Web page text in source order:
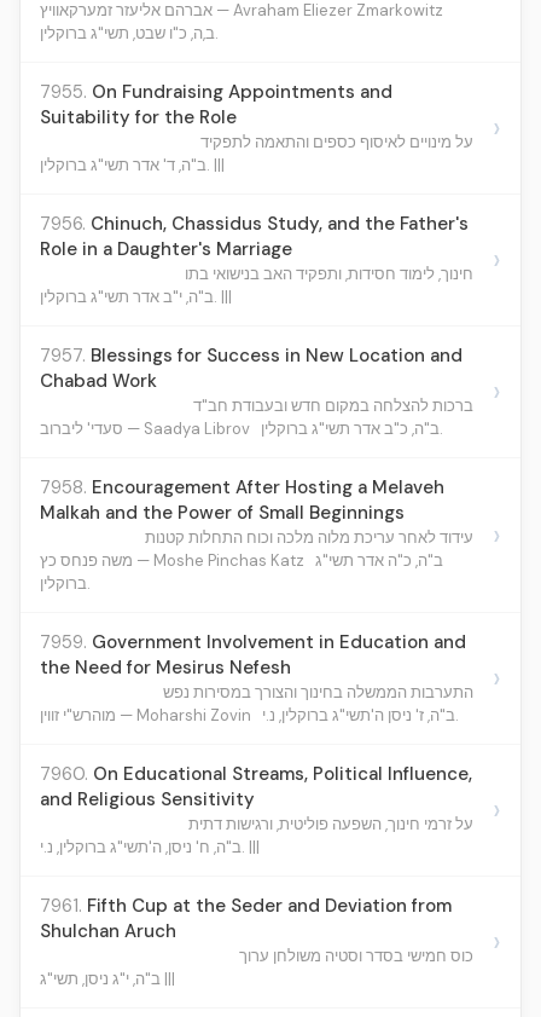
אברהם אליעזר זמערקאוויץ — Avraham Eliezer Zmarkowitz
ב,ה, כ"ו שבט, תשי"ג ברוקלין.
7955. On Fundraising Appointments and
Suitability for the Role
על מינויים לאיסוף כספים והתאמה לתפקיד
ב"ה, ד' אדר תשי"ג ברוקלין. |||
›
7956. Chinuch, Chassidus Study, and the Father's
Role in a Daughter's Marriage
חינוך, לימוד חסידות, ותפקיד האב בנישואי בתו
ב"ה, י"ב אדר תשי"ג ברוקלין. |||
›
7957. Blessings for Success in New Location and
Chabad Work
ברכות להצלחה במקום חדש ובעבודת חב"ד
סעדי' ליברוב — Saadya Librov
ב"ה, כ"ב אדר תשי"ג ברוקלין.
›
7958. Encouragement After Hosting a Melaveh
Malkah and the Power of Small Beginnings
עידוד לאחר עריכת מלוה מלכה וכוח התחלות קטנות
משה פנחס כץ — Moshe Pinchas Katz ב"ה, כ"ה אדר תשי"ג
ברוקלין.
›
7959. Government Involvement in Education and
the Need for Mesirus Nefesh
התערבות הממשלה בחינוך והצורך במסירות נפש
מוהרש"י זווין — Moharshi Zovin
ב"ה, ז' ניסן ה'תשי"ג ברוקלין, נ.י.
›
7960. On Educational Streams, Political Influence,
and Religious Sensitivity
על זרמי חינוך, השפעה פוליטית, ורגישות דתית
ב"ה, ח' ניסן, ה'תשי"ג ברוקלין, נ.י. |||
›
7961. Fifth Cup at the Seder and Deviation from
Shulchan Aruch
כוס חמישי בסדר וסטיה משולחן ערוך
ב"ה, י"ג ניסן, תשי"ג |||
›